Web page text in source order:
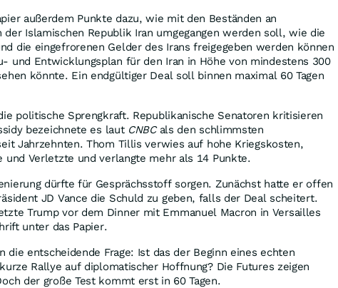
außerdem Punkte dazu, wie mit den Beständen an
der Islamischen Republik Iran umgegangen werden soll, wie die
die eingefrorenen Gelder des Irans freigegeben werden können
und Entwicklungsplan für den Iran in Höhe von mindestens 300
könnte. Ein endgültiger Deal soll binnen maximal 60 Tagen
politische Sprengkraft. Republikanische Senatoren kritisieren
bezeichnete es laut CNBCals den schlimmsten
Jahrzehnten. Thom Tillis verwies auf hohe Kriegskosten,
und Verletzte und verlangte mehr als 14 Punkte.
dürfte für Gesprächsstoff sorgen. Zunächst hatte er offen
JD Vance die Schuld zu geben, falls der Deal scheitert.
Trump vor dem Dinner mit Emmanuel Macron in Versailles
unter das Papier.
die entscheidende Frage: Ist das der Beginn eines echten
Rallye auf diplomatischer Hoffnung? Die Futures zeigen
der große Test kommt erst in 60 Tagen.